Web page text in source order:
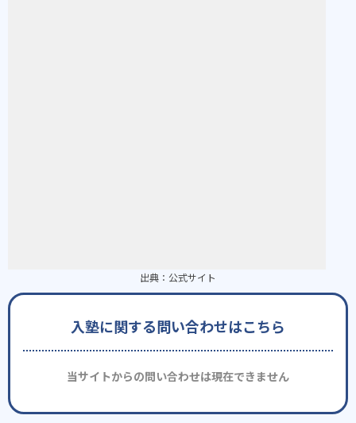
出典： 公式サイト
入塾に関する問い合わせはこちら
当サイトからの問い合わせは現在できません